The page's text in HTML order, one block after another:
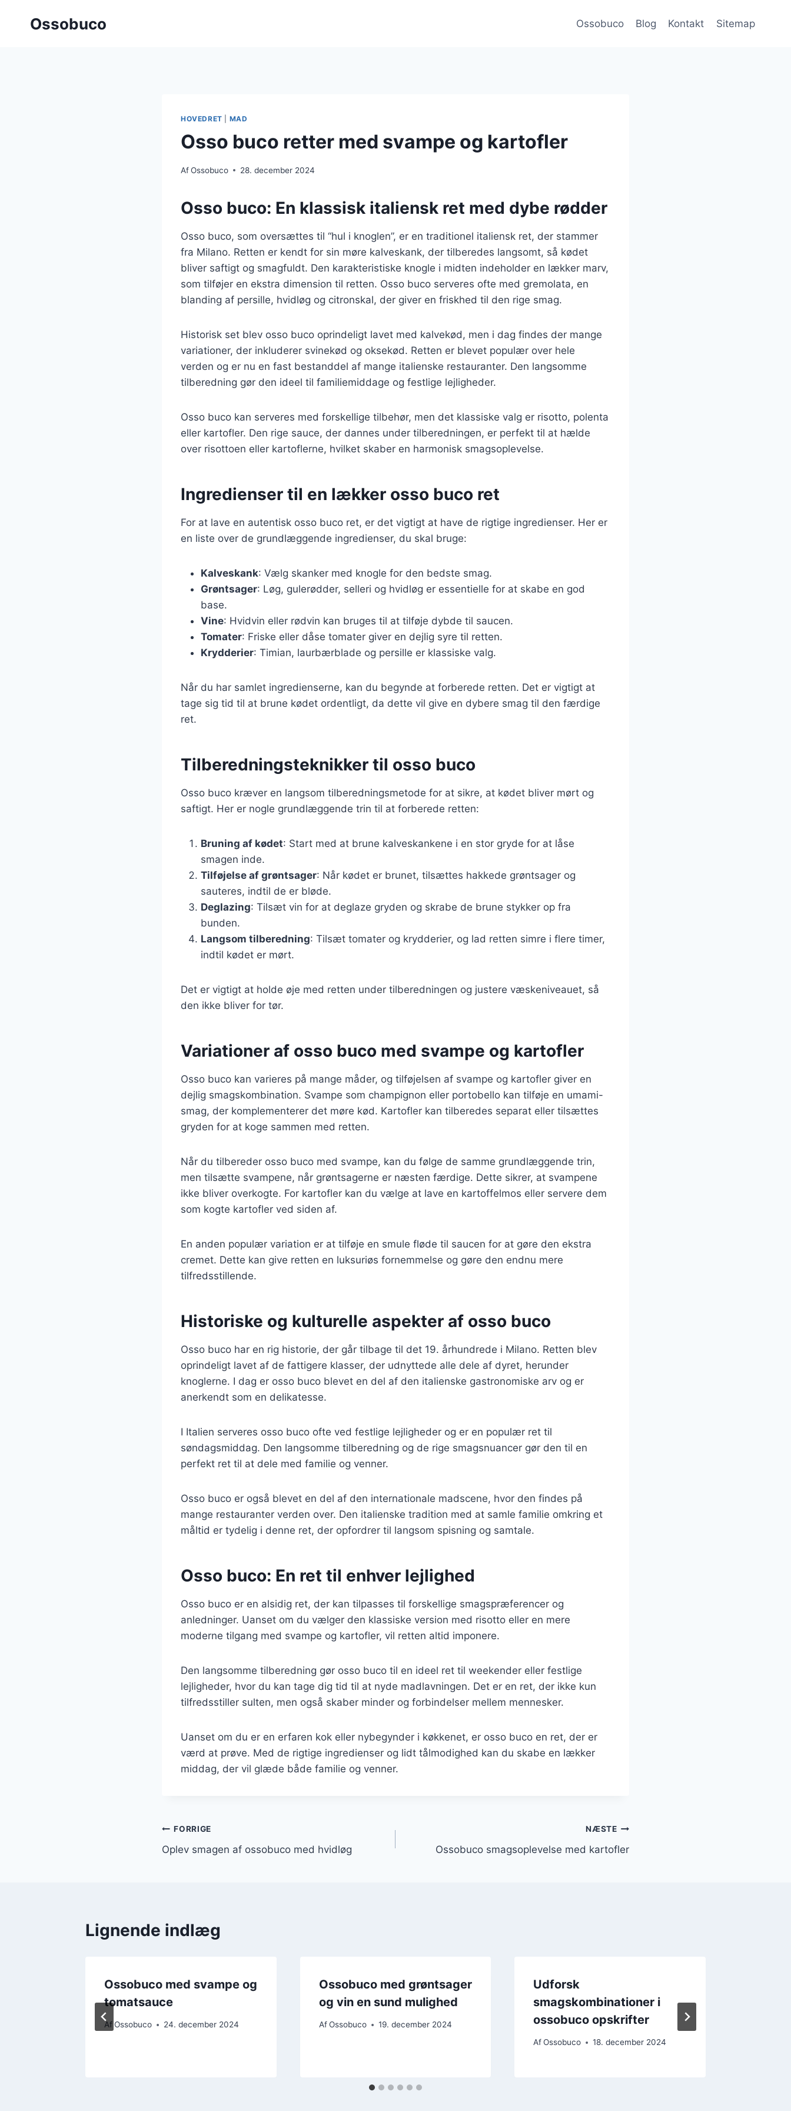
Ossobuco Ossobuco Blog Kontakt Sitemap
HOVEDRET MAD
Osso buco retter med svampe og kartofler
AfOssobuco 28. december 2024
Osso buco: En klassisk italiensk ret med dybe rødder
Osso buco, som oversættes til “hul i knoglen”, er en traditionel italiensk ret, der stammer
fra Milano. Retten er kendt for sin møre kalveskank, der tilberedes langsomt, så kødet
bliver saftigt og smagfuldt. Den karakteristiske knogle i midten indeholder en lækker marv,
som tilføjer en ekstra dimension til retten. Osso buco serveres ofte med gremolata, en
blanding af persille, hvidløg og citronskal, der giver en friskhed til den rige smag.
Historisk set blev osso buco oprindeligt lavet med kalvekød, men i dag findes der mange
variationer, der inkluderer svinekød og oksekød. Retten er blevet populær over hele
verden og er nu en fast bestanddel af mange italienske restauranter. Den langsomme
tilberedning gør den ideel til familiemiddage og festlige lejligheder.
Osso buco kan serveres med forskellige tilbehør, men det klassiske valg er risotto, polenta
eller kartofler. Den rige sauce, der dannes under tilberedningen, er perfekt til at hælde
over risottoen eller kartoflerne, hvilket skaber en harmonisk smagsoplevelse.
Ingredienser til en lækker osso buco ret
For at lave en autentisk osso buco ret, er det vigtigt at have de rigtige ingredienser. Her er
en liste over de grundlæggende ingredienser, du skal bruge:
Kalveskank: Vælg skanker med knogle for den bedste smag.
Grøntsager: Løg, gulerødder, selleri og hvidløg er essentielle for at skabe en god
base.
Vine: Hvidvin eller rødvin kan bruges til at tilføje dybde til saucen.
Tomater: Friske eller dåse tomater giver en dejlig syre til retten.
Krydderier: Timian, laurbærblade og persille er klassiske valg.
Når du har samlet ingredienserne, kan du begynde at forberede retten. Det er vigtigt at
tage sig tid til at brune kødet ordentligt, da dette vil give en dybere smag til den færdige
ret.
Tilberedningsteknikker til osso buco
Osso buco kræver en langsom tilberedningsmetode for at sikre, at kødet bliver mørt og
saftigt. Her er nogle grundlæggende trin til at forberede retten:
Bruning af kødet: Start med at brune kalveskankene i en stor gryde for at låse
smagen inde.
Tilføjelse af grøntsager: Når kødet er brunet, tilsættes hakkede grøntsager og
sauteres, indtil de er bløde.
Deglazing: Tilsæt vin for at deglaze gryden og skrabe de brune stykker op fra
bunden.
Langsom tilberedning: Tilsæt tomater og krydderier, og lad retten simre i flere timer,
indtil kødet er mørt.
Det er vigtigt at holde øje med retten under tilberedningen og justere væskeniveauet, så
den ikke bliver for tør.
Variationer af osso buco med svampe og kartofler
Osso buco kan varieres på mange måder, og tilføjelsen af svampe og kartofler giver en
dejlig smagskombination. Svampe som champignon eller portobello kan tilføje en umami-
smag, der komplementerer det møre kød. Kartofler kan tilberedes separat eller tilsættes
gryden for at koge sammen med retten.
Når du tilbereder osso buco med svampe, kan du følge de samme grundlæggende trin,
men tilsætte svampene, når grøntsagerne er næsten færdige. Dette sikrer, at svampene
ikke bliver overkogte. For kartofler kan du vælge at lave en kartoffelmos eller servere dem
som kogte kartofler ved siden af.
En anden populær variation er at tilføje en smule fløde til saucen for at gøre den ekstra
cremet. Dette kan give retten en luksuriøs fornemmelse og gøre den endnu mere
tilfredsstillende.
Historiske og kulturelle aspekter af osso buco
Osso buco har en rig historie, der går tilbage til det 19. århundrede i Milano. Retten blev
oprindeligt lavet af de fattigere klasser, der udnyttede alle dele af dyret, herunder
knoglerne. I dag er osso buco blevet en del af den italienske gastronomiske arv og er
anerkendt som en delikatesse.
I Italien serveres osso buco ofte ved festlige lejligheder og er en populær ret til
søndagsmiddag. Den langsomme tilberedning og de rige smagsnuancer gør den til en
perfekt ret til at dele med familie og venner.
Osso buco er også blevet en del af den internationale madscene, hvor den findes på
mange restauranter verden over. Den italienske tradition med at samle familie omkring et
måltid er tydelig i denne ret, der opfordrer til langsom spisning og samtale.
Osso buco: En ret til enhver lejlighed
Osso buco er en alsidig ret, der kan tilpasses til forskellige smagspræferencer og
anledninger. Uanset om du vælger den klassiske version med risotto eller en mere
moderne tilgang med svampe og kartofler, vil retten altid imponere.
Den langsomme tilberedning gør osso buco til en ideel ret til weekender eller festlige
lejligheder, hvor du kan tage dig tid til at nyde madlavningen. Det er en ret, der ikke kun
tilfredsstiller sulten, men også skaber minder og forbindelser mellem mennesker.
Uanset om du er en erfaren kok eller nybegynder i køkkenet, er osso buco en ret, der er
værd at prøve. Med de rigtige ingredienser og lidt tålmodighed kan du skabe en lækker
middag, der vil glæde både familie og venner.
Indlægsnavigation
FORRIGE
Oplev smagen af ossobuco med hvidløg
NÆSTE
Ossobuco smagsoplevelse med kartofler
Lignende indlæg
Ossobuco med svampe og
tomatsauce
AfOssobuco 24. december 2024
Ossobuco med grøntsager
og vin en sund mulighed
Af Ossobuco 19. december 2024
Udforsk
smagskombinationer i
ossobuco opskrifter
Af Ossobuco 18. december 2024